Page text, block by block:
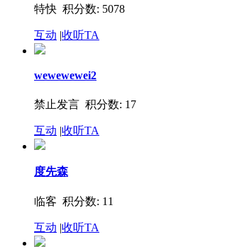
特快 积分数: 5078
互动 |收听TA
wewewewei2
禁止发言 积分数: 17
互动 |收听TA
度先森
临客 积分数: 11
互动 |收听TA